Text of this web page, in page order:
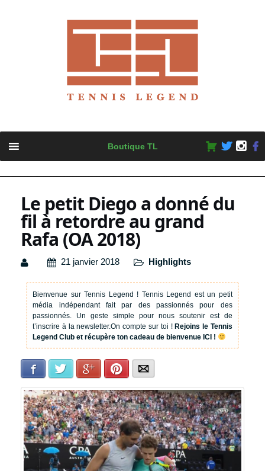
content
Boutique TL
Le petit Diego a donné du
fil à retordre au grand
Rafa (OA 2018)
21 janvier 2018 Highlights
Bienvenue sur Tennis Legend ! Tennis Legend est un petit
média indépendant fait par des passionnés pour des
passionnés. Un geste simple pour nous soutenir est de
t’inscrire à la newsletter.On compte sur toi !Rejoins le Tennis
Legend Club et récupère ton cadeau de bienvenue ICI !
Facebook Twitter Google+Pinterest